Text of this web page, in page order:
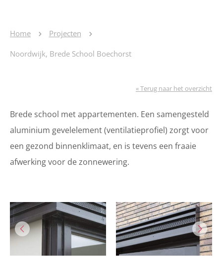
Home Projecten
Noordwijk, Brede School Boechorst
« Terug naar het overzicht
Brede school met appartementen. Een samengesteld
aluminium gevelelement (ventilatieprofiel) zorgt voor
een gezond binnenklimaat, en is tevens een fraaie
afwerking voor de zonnewering.